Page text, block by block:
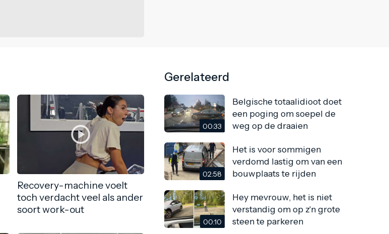
Recovery-machine voelt
toch verdacht veel als ander
soort work-out
Gerelateerd
00:33
Belgische totaalidioot doet
een poging om soepel de
weg op de draaien
02:58
Het is voor sommigen
verdomd lastig om van een
bouwplaats te rijden
00:10
Hey mevrouw, het is niet
verstandig om op z'n grote
steen te parkeren